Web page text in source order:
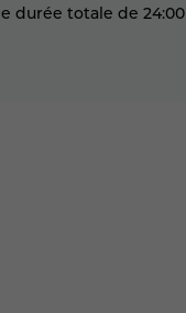
durée totale de 24:00